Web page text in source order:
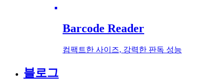
Barcode Reader
컴팩트한 사이즈, 강력한 판독 성능
블로그